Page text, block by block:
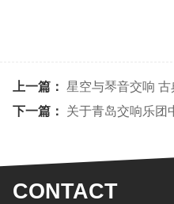
上一篇： 星空与琴音交响 古典与诗意共
下一篇： 关于青岛交响乐团中
CONTACT